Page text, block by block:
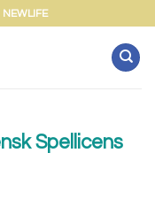
Spellicens